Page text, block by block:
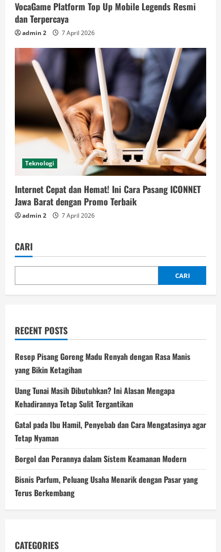
VocaGame Platform Top Up Mobile Legends Resmi
dan Terpercaya
admin 2 7 April 2026
Teknologi
Internet Cepat dan Hemat! Ini Cara Pasang ICONNET
Jawa Barat dengan Promo Terbaik
admin 2 7 April 2026
CARI
CARI
RECENT POSTS
Resep Pisang Goreng Madu Renyah dengan Rasa Manis
yang Bikin Ketagihan
Uang Tunai Masih Dibutuhkan? Ini Alasan Mengapa
Kehadirannya Tetap Sulit Tergantikan
Gatal pada Ibu Hamil, Penyebab dan Cara Mengatasinya agar
Tetap Nyaman
Borgol dan Perannya dalam Sistem Keamanan Modern
Bisnis Parfum, Peluang Usaha Menarik dengan Pasar yang
Terus Berkembang
CATEGORIES